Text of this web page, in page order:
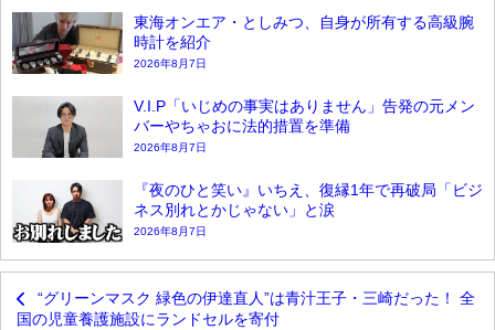
東海オンエア・としみつ、自身が所有する高級腕
時計を紹介
2026年8月7日
V.I.P「いじめの事実はありません」告発の元メン
バーやちゃおに法的措置を準備
2026年8月7日
『夜のひと笑い』いちえ、復縁1年で再破局「ビジ
ネス別れとかじゃない」と涙
2026年8月7日
“グリーンマスク 緑色の伊達直人”は青汁王子・三崎だった！ 全
国の児童養護施設にランドセルを寄付